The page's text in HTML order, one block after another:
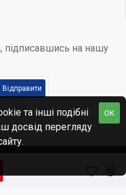
підписавшись на нашу
Відправити
умовами
Reserved
OK
та інші подібні
досвід перегляду